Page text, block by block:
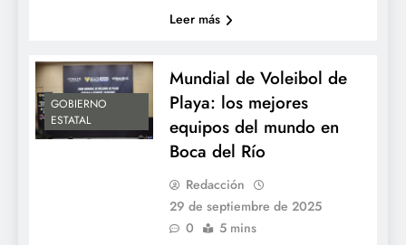
Leer más
GOBIERNO
ESTATAL
Mundial de Voleibol de
Playa: los mejores
equipos del mundo en
Boca del Río
Redacción
29 de septiembre de 2025
0
5 mins